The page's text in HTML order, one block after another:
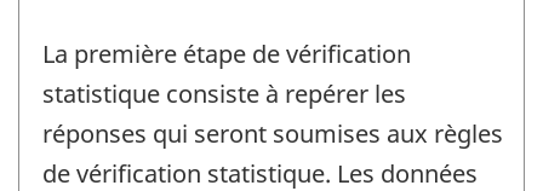
La première étape de vérification
statistique consiste à repérer les
réponses qui seront soumises aux règles
de vérification statistique. Les données